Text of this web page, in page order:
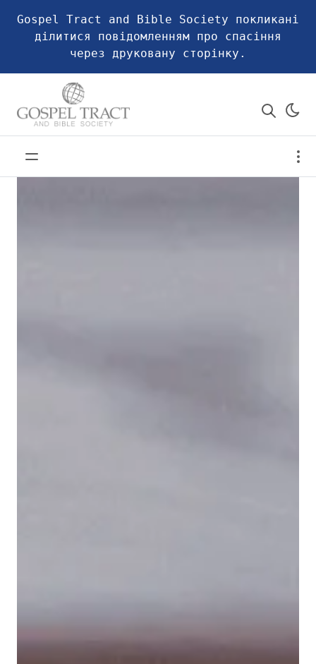
Gospel Tract and Bible Society покликані
ділитися повідомленням про спасіння
через друковану сторінку.